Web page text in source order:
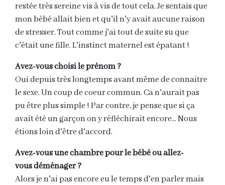
restée très sereine vis à vis de tout cela. Je sentais que
mon bébé allait bien et qu'il n'y avait aucune raison
de stresser. Tout comme j'ai tout de suite su que
c'était une fille. L'instinct maternel est épatant !
Avez-vous choisi le prénom ?
Oui depuis très longtemps avant même de connaitre
le sexe. Un coup de coeur commun. Ca n'aurait pas
pu être plus simple ! Par contre, je pense que si ça
avait été un garçon on y réfléchirait encore... Nous
étions loin d'être d'accord.
Avez-vous une chambre pour le bébé ou allez-
vous déménager ?
Alors je n'ai pas encore eu le temps d'en parler mais